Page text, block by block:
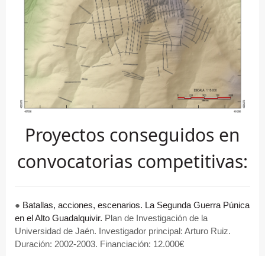
Proyectos conseguidos en
convocatorias competitivas:
● Batallas, acciones, escenarios. La Segunda Guerra Púnica
en el Alto Guadalquivir. Plan de Investigación de la
Universidad de Jaén. Investigador principal: Arturo Ruiz.
Duración: 2002-2003. Financiación: 12.000€